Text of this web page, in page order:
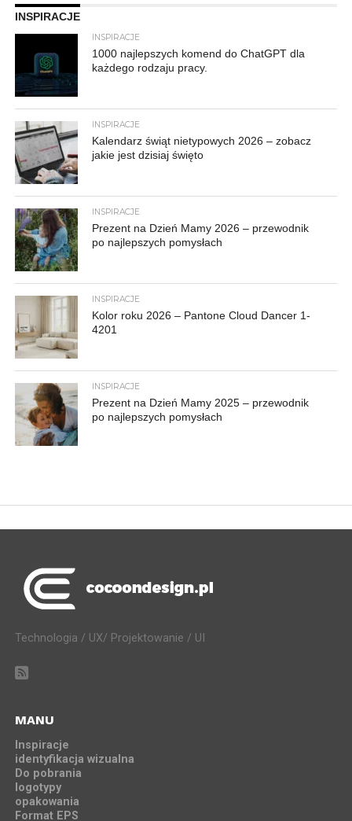
INSPIRACJE
INSPIRACJE
1000 najlepszych komend do ChatGPT dla
każdego rodzaju pracy.
INSPIRACJE
Kalendarz świąt nietypowych 2026 – zobacz
jakie jest dzisiaj święto
INSPIRACJE
Prezent na Dzień Mamy 2026 – przewodnik
po najlepszych pomysłach
INSPIRACJE
Kolor roku 2026 – Pantone Cloud Dancer 1-
4201
INSPIRACJE
Prezent na Dzień Mamy 2025 – przewodnik
po najlepszych pomysłach
Technologia / UX/ Projektowanie / UI
MANU
Inspiracje
identyfikacja wizualna
Do pobrania
logotypy
opakowania
Format EPS